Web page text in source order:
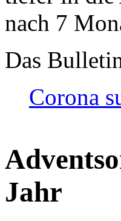
nach 7
Das
Corona
Jahr